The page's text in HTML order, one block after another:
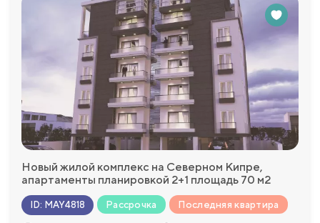
Новый жилой комплекс на Северном Кипре,
апартаменты планировкой 2+1 площадь 70 м2
ID: MAY4818 Рассрочка Последняя квартира